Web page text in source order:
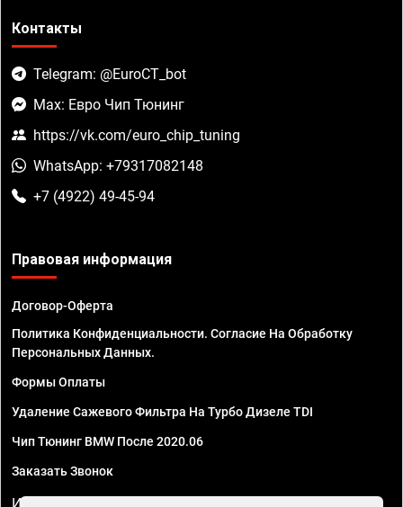
Контакты
Telegram: @EuroCT_bot
Max: Евро Чип Тюнинг
https://vk.com/euro_chip_tuning
WhatsApp: +79317082148
+7 (4922) 49-45-94
Правовая информация
Договор-Оферта
Политика Конфиденциальности. Согласие На Обработку
Персональных Данных.
Формы Оплаты
Удаление Сажевого Фильтра На Турбо Дизеле TDI
Чип Тюнинг BMW После 2020.06
Заказать Звонок